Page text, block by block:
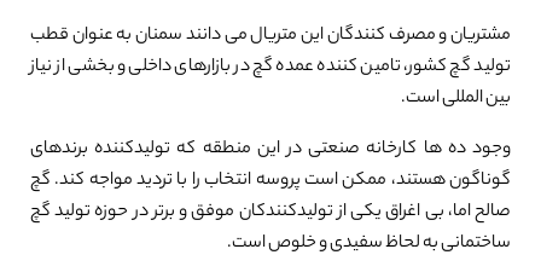
مشتریان و مصرف کنندگان این متریال می دانند سمنان به عنوان قطب
تولید گچ کشور، تامین کننده عمده گچ در بازارهای داخلی و بخشی از نیاز
بین المللی است.
وجود ده ها کارخانه صنعتی در این منطقه که تولیدکننده برندهای
گوناگون هستند، ممکن است پروسه انتخاب را با تردید مواجه کند. گچ
صالح اما، بی اغراق یکی از تولیدکنندکان موفق و برتر در حوزه تولید گچ
ساختمانی به لحاظ سفیدی و خلوص است.